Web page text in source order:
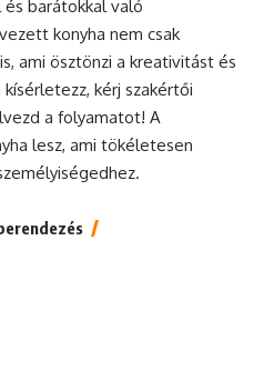
és barátokkal való
konyha nem csak
ami ösztönzi a kreativitást és
kérj szakértői
a folyamatot! A
lesz, ami tökéletesen